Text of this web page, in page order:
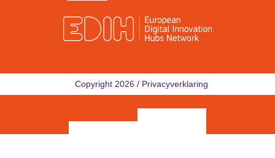
Copyright 2026 / Privacyverklaring